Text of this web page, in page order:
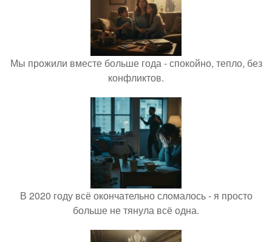
Мы прожили вместе больше года - спокойно, тепло, без
конфликтов.
В 2020 году всё окончательно сломалось - я просто
больше не тянула всё одна.